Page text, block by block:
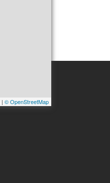
| © OpenStreetMap